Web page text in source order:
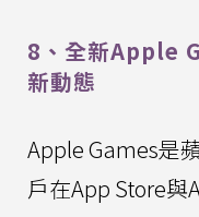
8、全新Apple
新動態
Apple Games是
戶在App Store與